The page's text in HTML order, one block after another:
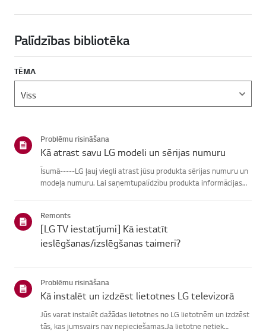
Palīdzības bibliotēka
TĒMA
Problēmu risināšana
Kā atrast savu LG modeli un sērijas numuru
Īsumā-----LG ļauj viegli atrast jūsu produkta sērijas numuru un
modeļa numuru. Lai saņemtupalīdzību produkta informācijas
Remonts
[LG TV iestatījumi] Kā iestatīt
ieslēgšanas/izslēgšanas taimeri?
Problēmu risināšana
Kā instalēt un izdzēst lietotnes LG televizorā
Jūs varat instalēt dažādas lietotnes no LG lietotnēm un izdzēst
tās, kas jumsvairs nav nepieciešamas.Ja lietotne netiek